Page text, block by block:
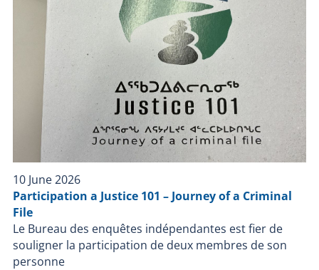
indépendantes a pour mission de faire enquête dans
tous les cas où une personne, autre qu'un policier en
service, décède, subit une blessure grave ou est
blessée par une arme à feu utilisée par un policier lors
d'une intervention policière ou durant sa détention
par un corps de police.
10 June 2026
Participation a Justice 101 – Journey of a Criminal
File
Le Bureau des enquêtes indépendantes est fier de
souligner la participation de deux membres de son
personne